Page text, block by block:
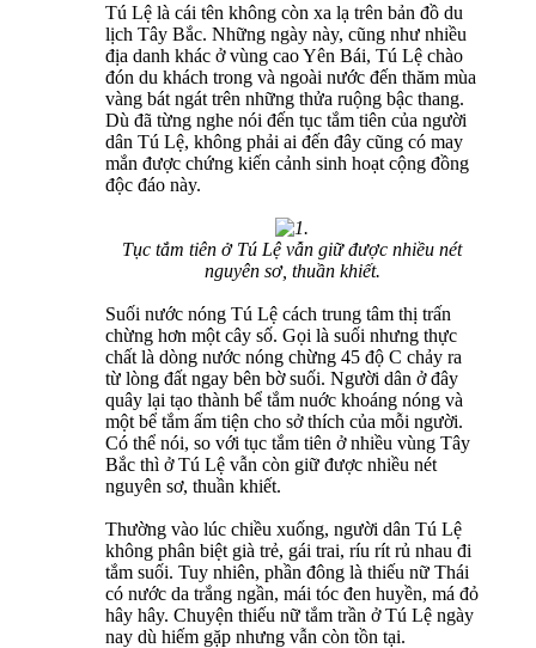
Tú Lệ là cái tên không còn xa lạ trên bản đồ du
lịch Tây Bắc. Những ngày này, cũng như nhiều
địa danh khác ở vùng cao Yên Bái, Tú Lệ chào
đón du khách trong và ngoài nước đến thăm mùa
vàng bát ngát trên những thửa ruộng bậc thang.
Dù đã từng nghe nói đến tục tắm tiên của người
dân Tú Lệ, không phải ai đến đây cũng có may
mắn được chứng kiến cảnh sinh hoạt cộng đồng
độc đáo này.
Tục tắm tiên ở Tú Lệ vẫn giữ được nhiều nét
nguyên sơ, thuần khiết.
Suối nước nóng Tú Lệ cách trung tâm thị trấn
chừng hơn một cây số. Gọi là suối nhưng thực
chất là dòng nước nóng chừng 45 độ C chảy ra
từ lòng đất ngay bên bờ suối. Người dân ở đây
quây lại tạo thành bể tắm nuớc khoáng nóng và
một bể tắm ấm tiện cho sở thích của mỗi người.
Có thể nói, so với tục tắm tiên ở nhiều vùng Tây
Bắc thì ở Tú Lệ vẫn còn giữ được nhiều nét
nguyên sơ, thuần khiết.
Thường vào lúc chiều xuống, người dân Tú Lệ
không phân biệt già trẻ, gái trai, ríu rít rủ nhau đi
tắm suối. Tuy nhiên, phần đông là thiếu nữ Thái
có nước da trắng ngần, mái tóc đen huyền, má đỏ
hây hây. Chuyện thiếu nữ tắm trần ở Tú Lệ ngày
nay dù hiếm gặp nhưng vẫn còn tồn tại.